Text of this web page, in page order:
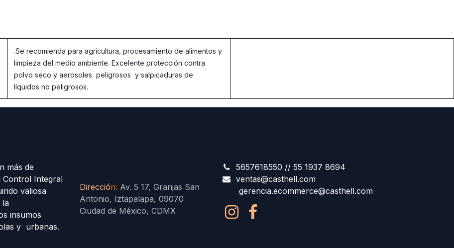
.Se recomienda para agricultura, procesamiento de alimentos y
limpieza del medio ambiente. Excelente protección contra
polvo seco y aerosoles peligrosos y salpicaduras de
líquidos no peligrosos.
más de
Control Integral
valiosa
la
insumos
y urbanas.
Dirección: Av. 5 17, Granjas San
Antonio, Iztapalapa, 09070
Ciudad de México, CDMX
5657618550 // 55 1937 8694
ventas@casthell.com
gerencia.ecommerce@casthell.com